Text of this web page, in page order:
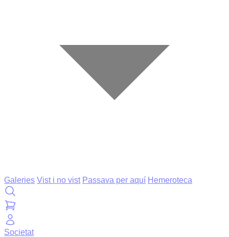
Galeries Vist i no vist Passava per aquí Hemeroteca
Societat